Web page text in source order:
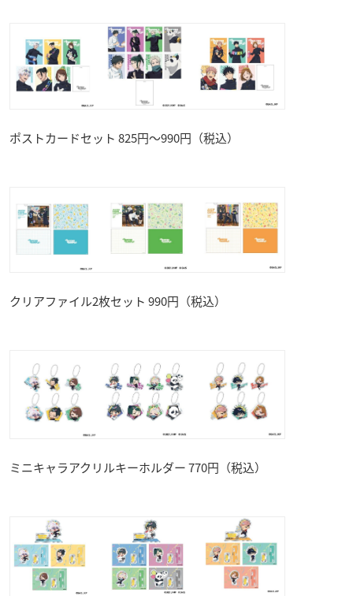
ポストカードセット 825円～990円（税込）
クリアファイル2枚セット 990円（税込）
ミニキャラアクリルキーホルダー 770円（税込）